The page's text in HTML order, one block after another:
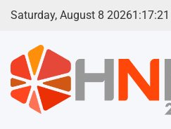
Skip
Saturday, August 8 20261 :17:22